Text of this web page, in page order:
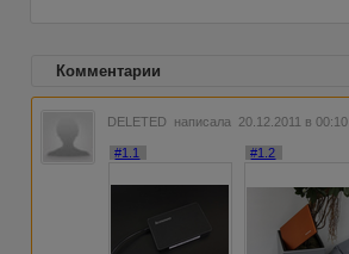
Комментарии
DELETED написала 20.12.2011 в 00:10
#1.1 #1.2